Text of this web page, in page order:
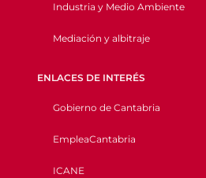
Industria y Medio Ambiente
Mediación y albitraje
ENLACES DE INTERÉS
Gobierno de Cantabria
EmpleaCantabria
ICANE